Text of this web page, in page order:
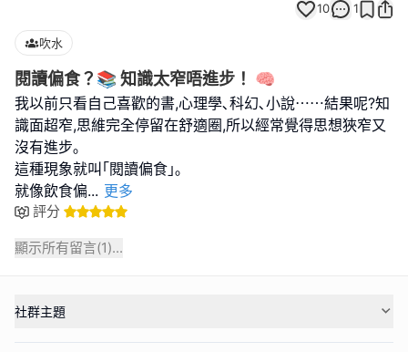
10 1
吹水
閱讀偏食？📚 知識太窄唔進步！ 🧠
我以前只看自己喜歡的書,心理學､科幻､小說⋯⋯結果呢?知
識面超窄,思維完全停留在舒適圈,所以經常覺得思想狹窄又
沒有進步｡
這種現象就叫｢閱讀偏食｣｡
就像飲食偏... 更多
評分
顯示所有留言(1)...
社群主題